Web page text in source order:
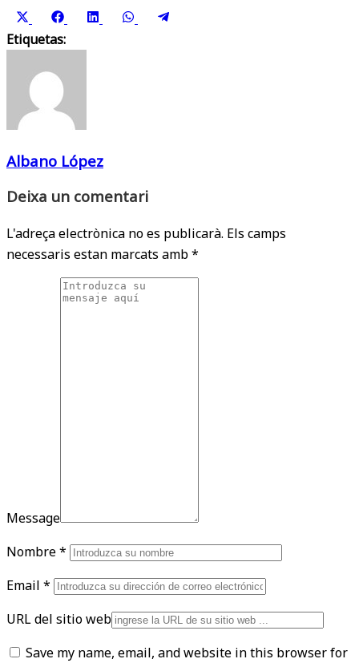
Share
on
(Twitter)
Share
Share
Share
Etiquetas:
Albano López
Deixa un comentari
L'adreça electrònica no es publicarà. Els camps
necessaris estan marcats amb*
Message
Nombre*
Email *
URL del sitio web
Save my name, email, and website in this browser for